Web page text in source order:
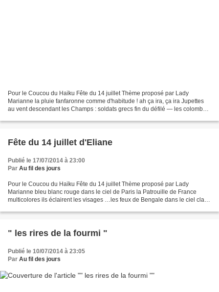
Pour le Coucou du Haïku Fête du 14 juillet Thème proposé par Lady
Marianne la pluie fanfaronne comme d'habitude ! ah ça ira, ça ira Jupettes
au vent descendant les Champs : soldats grecs fin du défilé — les colombes
Fête du 14 juillet d'Eliane
Publié le 17/07/2014 à 23:00
Par Au fil des jours
Pour le Coucou du Haïku Fête du 14 juillet Thème proposé par Lady
Marianne bleu blanc rouge dans le ciel de Paris la Patrouille de France
multicolores ils éclairent les visages …les feux de Bengale dans le ciel clair
" les rires de la fourmi "
Publié le 10/07/2014 à 23:05
Par Au fil des jours